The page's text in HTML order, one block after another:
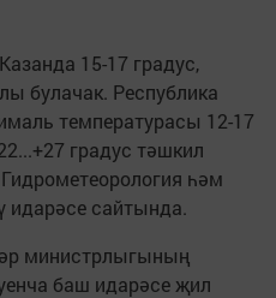
15-17 градус,
булачак. Республика
температурасы 12-17
градус тәшкил
һәм
идарәсе сайтында.
министрлыгының
баш идарәсе җил